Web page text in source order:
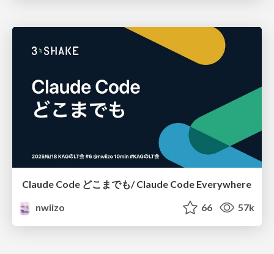
Claude Code どこまでも/ Claude Code Everywhere
nwiizo
66 57k